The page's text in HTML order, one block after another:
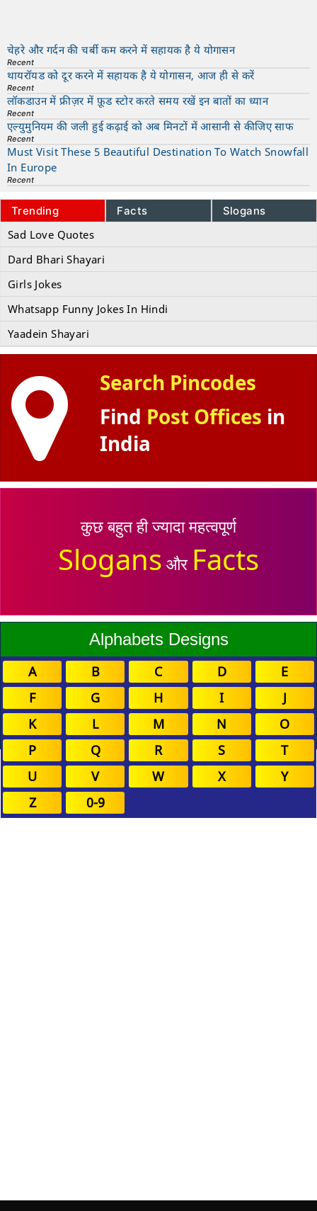
चेहरे और गर्दन की चर्बी कम करने में सहायक है ये योगासन
Recent
थायरॉयड को दूर करने में सहायक है ये योगासन, आज ही से करें
Recent
लॉकडाउन में फ्रीज़र में फ़ूड स्टोर करते समय रखें इन बातों का ध्यान
Recent
एल्युमुनियम की जली हुई कढ़ाई को अब मिनटों में आसानी से कीजिए साफ
Recent
Must Visit These 5 Beautiful Destination To Watch Snowfall
In Europe
Recent
Trending Facts Slogans
Sad Love Quotes
Dard Bhari Shayari
Girls Jokes
Whatsapp Funny Jokes In Hindi
Yaadein Shayari
Search Pincodes
Find Post Offices in
India
कुछ बहुत ही ज्यादा महत्वपूर्ण
Slogans और Facts
Alphabets Designs
A B C D
E
F
G H I
J
K
L M N
O
P
Q R S
T
U
V W X
Y
Z
0-9